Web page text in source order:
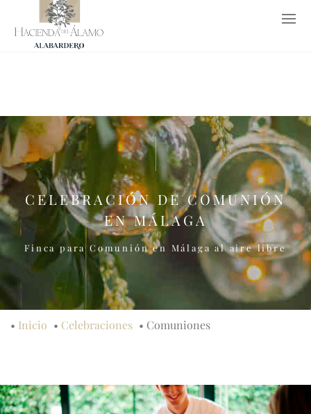
952 65 26 53 info@haciendadelalamo.es
CELEBRACIÓN DE COMUNIÓN
EN MÁLAGA
Finca para Comunión en Málaga al aire libre
• Inicio • Celebraciones • Comuniones